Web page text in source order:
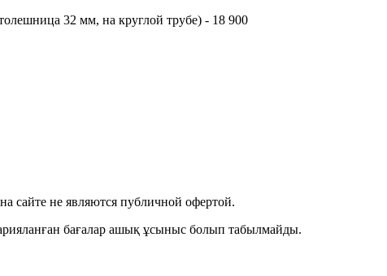
32 мм, на круглой трубе) - 18 900
сайте не являются публичной офертой.
бағалар ашық ұсыныс болып табылмайды.